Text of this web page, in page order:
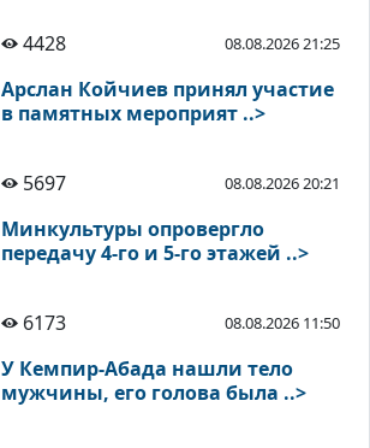
4428 08.08.2026 21:25
Арслан Койчиев принял участие
в памятных мероприят ..>
5697 08.08.2026 20:21
Минкультуры опровергло
передачу 4-го и 5-го этажей ..>
6173 08.08.2026 11:50
У Кемпир-Абада нашли тело
мужчины, его голова была ..>